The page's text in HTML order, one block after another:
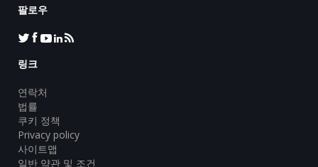
팔로우
링크
연락처
법률
쿠키 정책
Privacy policy
사이트맵
일반 약관 및 조건